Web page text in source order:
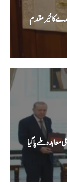
کا خیرمقدم
طے پا گیا